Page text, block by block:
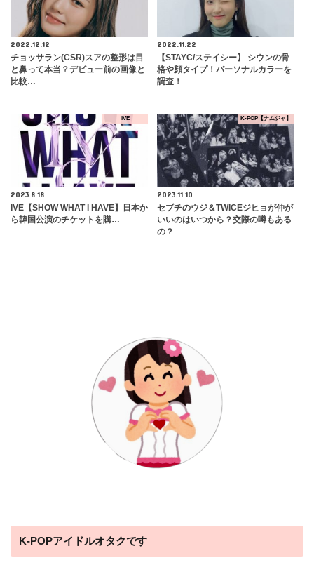
2022.12.12
チョッサラン(CSR)スアの整形は目
と鼻って本当？デビュー前の画像と
比較…
2022.11.22
【STAYC/ステイシー】 シウンの骨
格や顔タイプ！パーソナルカラーを
調査！
IVE
2023.8.18
IVE【SHOW WHAT I HAVE】日本か
ら韓国公演のチケットを購…
K-POP【ナムジャ】
2023.11.10
セブチのウジ＆TWICEジヒョが仲が
いいのはいつから？交際の噂もある
の？
K-POPアイドルオタクです